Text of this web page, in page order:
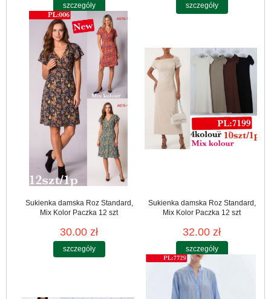
szczegóły szczegóły
Sukienka damska Roz Standard,
Mix Kolor Paczka 12 szt
30.00 zł
szczegóły
Sukienka damska Roz Standard,
Mix Kolor Paczka 12 szt
32.00 zł
szczegóły